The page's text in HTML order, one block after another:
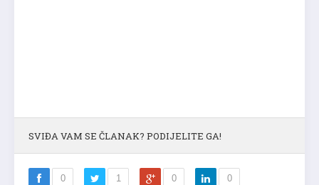
SVIĐA VAM SE ČLANAK? PODIJELITE GA!
0 1 0 0